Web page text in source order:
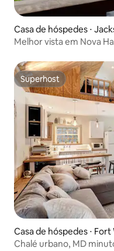
Casa de hóspedes ⋅
Melhor vista em Nova
Superhost
Superhost
Casa de hóspedes ⋅
Chalé urbano, MD